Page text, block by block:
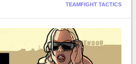
TEAMFIGHT TACTICS